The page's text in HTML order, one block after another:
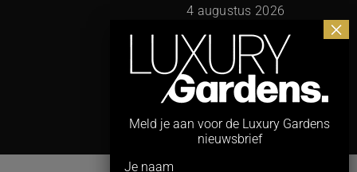
4 augustus 2026
Meld je aan voor de Luxury Gardens
nieuwsbrief
Je naam